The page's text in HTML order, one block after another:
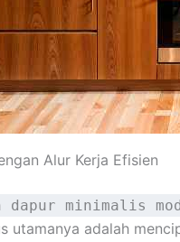
Alur Kerja Efisien
dapur minimalis
utamanya adalah